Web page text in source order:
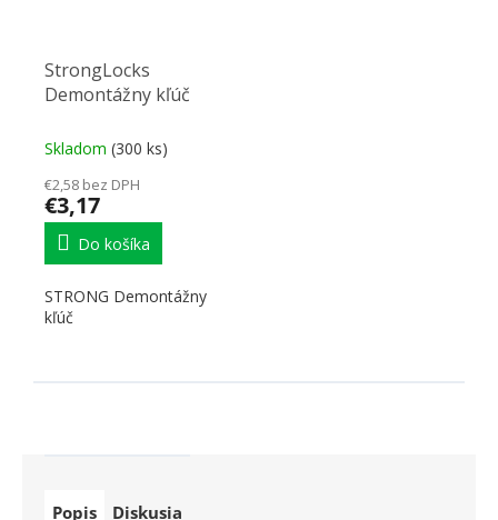
StrongLocks
Demontážny kľúč
Skladom (300 ks)
€2,58 bez DPH
€3,17
Do košíka
STRONG Demontážny
kľúč
Popis Diskusia